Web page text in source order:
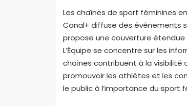
Les chaînes de sport féminines
Canal+ diffuse des événements
propose une couverture
L’Équipe se concentre sur les
chaînes contribuent à la visibilité
promouvoir les athlètes et les
le public à l’importance du sport